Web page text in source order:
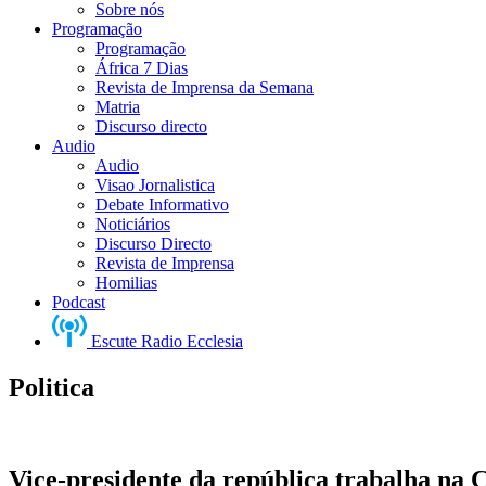
Sobre nós
Programação
Programação
África 7 Dias
Revista de Imprensa da Semana
Matria
Discurso directo
Audio
Audio
Visao Jornalistica
Debate Informativo
Noticiários
Discurso Directo
Revista de Imprensa
Homilias
Podcast
Escute Radio Ecclesia
Politica
Vice-presidente da república trabalha na